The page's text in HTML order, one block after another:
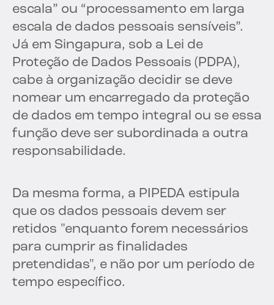
escala” ou “processamento em larga
escala de dados pessoais sensíveis”.
Já em Singapura, sob a Lei de
Proteção de Dados Pessoais (PDPA),
cabe à organização decidir se deve
nomear um encarregado da proteção
de dados em tempo integral ou se essa
função deve ser subordinada a outra
responsabilidade.
Da mesma forma, a PIPEDA estipula
que os dados pessoais devem ser
retidos "enquanto forem necessários
para cumprir as finalidades
pretendidas", e não por um período de
tempo específico.